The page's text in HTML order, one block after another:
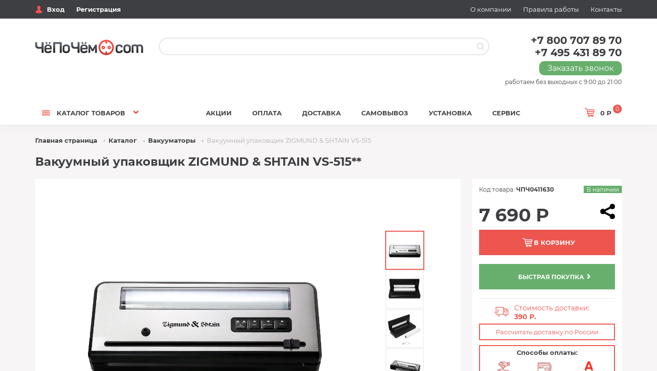
Вход Регистрация О компании Правила работы Контакты
+7 800 707 89 70
+7 495 431 89 70
Заказать звонок
работаем без выходных с 9:00 до 21:00
КАТАЛОГ ТОВАРОВ 0 Р
0
АКЦИИ ОПЛАТА ДОСТАВКА САМОВЫВОЗ УСТАНОВКА СЕРВИС
Главная страница Каталог Вакууматоры Вакуумный упаковщик ZIGMUND & SHTAIN VS-515
Вакуумный упаковщик ZIGMUND & SHTAIN VS-515**
Код товара: ЧПЧ0411630 В наличии
7 690 Р
В КОРЗИНУ
БЫСТРАЯ ПОКУПКА
Стоимость доставки:
390 P.
Рассчитать доставку по России
Способы оплаты: